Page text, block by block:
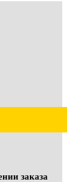
заказа